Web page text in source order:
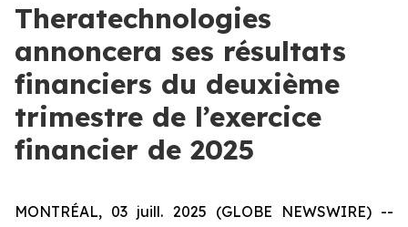
Theratechnologies
annoncera ses résultats
financiers du deuxième
trimestre de l’exercice
financier de 2025
MONTRÉAL, 03 juill. 2025 (GLOBE NEWSWIRE) --